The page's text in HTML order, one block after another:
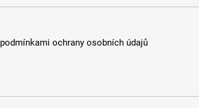
podmínkami ochrany osobních údajů